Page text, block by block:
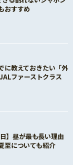
おすすめ
に教えておきたい「外
ファーストクラス
】昼が最も長い理由
至についても紹介